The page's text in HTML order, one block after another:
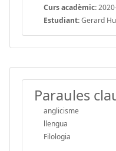
Curs acadèmic:
Estudiant:Gerard
Paraules
anglicisme
llengua
Filologia